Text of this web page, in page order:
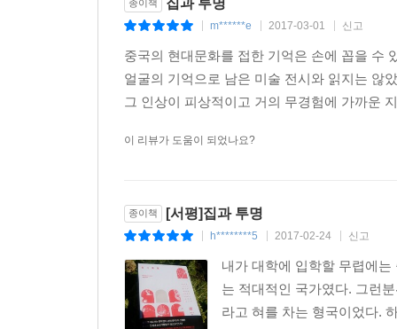
종이책 집과 투명
m******e 2017-03-01 신고
중국의 현대문화를 접한 기억은 손에 꼽을 수
얼굴의 기억으로 남은 미술 전시와 읽지는 않
그 인상이 피상적이고 거의 무경험에 가까운
이 리뷰가 도움이 되었나요?
종이책 [서평]집과 투명
h********5 2017-02-24 신고
내가 대학에 입학할 무렵에
는 적대적인 국가였다. 그런
라고 혀를 차는 형국이었다.